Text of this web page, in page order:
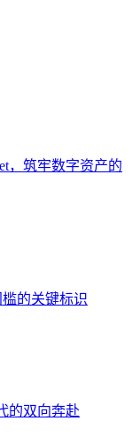
，筑牢数字资产的
槛的关键标识
的双向奔赴